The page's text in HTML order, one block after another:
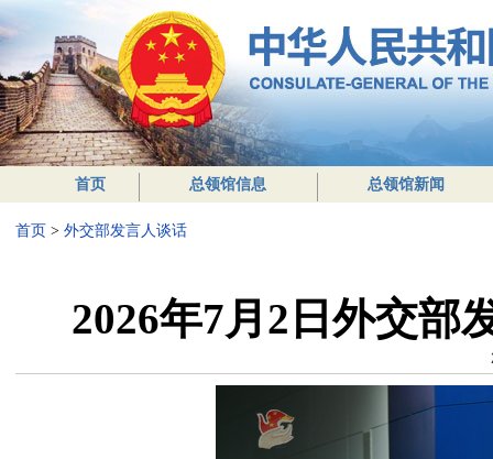
首页 总领馆信息 总领馆新闻
首页 > 外交部发言人谈话
2026年7月2日外交部